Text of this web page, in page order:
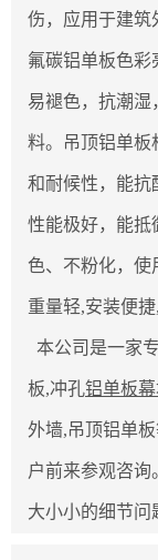
伤，应用于建筑
氟碳铝单板色彩
易褪色，抗潮湿
料。吊顶铝单板
和耐候性，能抗
性能极好，能抵
色、不粉化，使
重量轻,安装便
本公司是一家
板,冲孔铝单板
外墙,吊顶铝单
户前来参观咨询
大小小的细节问